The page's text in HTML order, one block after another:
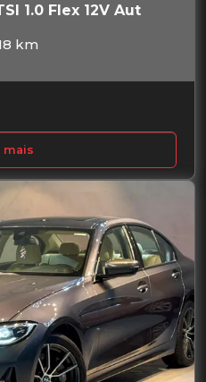
1.0 Flex 12V Aut
km
mais